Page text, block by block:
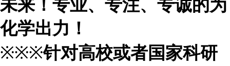
未来！专业、专注、专诚的为
化学出力！
※※※针对高校或者国家科研